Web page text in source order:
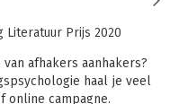
Literatuur Prijs 2020
afhakers aanhakers?
haal je veel
online campagne.